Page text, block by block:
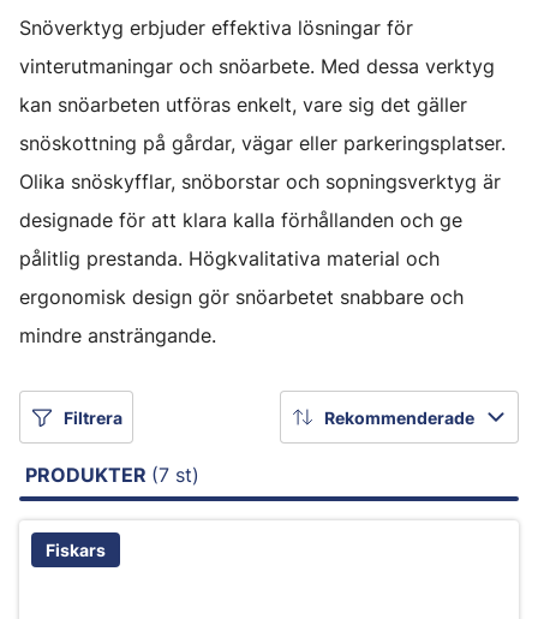
Snöverktyg erbjuder effektiva lösningar för
vinterutmaningar och snöarbete. Med dessa verktyg
kan snöarbeten utföras enkelt, vare sig det gäller
snöskottning på gårdar, vägar eller parkeringsplatser.
Olika snöskyfflar, snöborstar och sopningsverktyg är
designade för att klara kalla förhållanden och ge
pålitlig prestanda. Högkvalitativa material och
ergonomisk design gör snöarbetet snabbare och
mindre ansträngande.
Filtrera Rekommenderade
PRODUKTER (7 st)
Fiskars